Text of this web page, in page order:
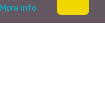
More info